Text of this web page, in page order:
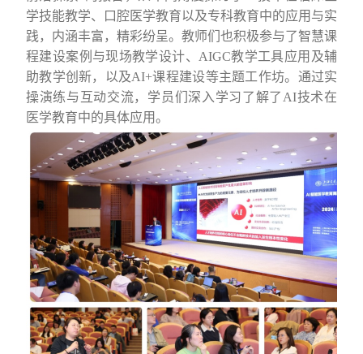
学技能教学、口腔医学教育以及专科教育中的应用与实
践， 内涵丰富，精彩纷呈。 教师们也积极参与了智慧课
程建设案例与现场教学设计、 AIGC教学工具应用及辅
助教学创新， 以及AI+课程建设等主题工作坊。 通过实
操演练与互动交流，学员们深入学习了解了 AI技术在
医学教育中的具体应用。